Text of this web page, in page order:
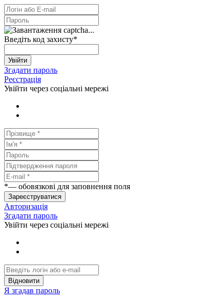
Введіть код захисту*
Увійти
Згадати пароль
Реєстрація
Увійти через соціальні мережі
*— обовязкові для заповнення поля
Зареєструватися
Авторизація
Згадати пароль
Увійти через соціальні мережі
Відновити
Я згадав пароль